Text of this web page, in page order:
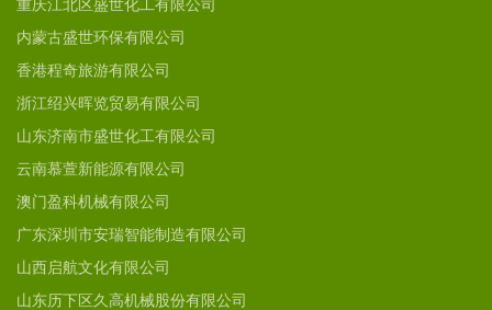
重庆江北区盛世化工有限公司
内蒙古盛世环保有限公司
香港程奇旅游有限公司
浙江绍兴晖览贸易有限公司
山东济南市盛世化工有限公司
云南慕萱新能源有限公司
澳门盈科机械有限公司
广东深圳市安瑞智能制造有限公司
山西启航文化有限公司
山东历下区久高机械股份有限公司